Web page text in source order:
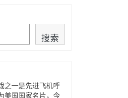
搜索
之一是先进飞机呼
美国国家名片，今